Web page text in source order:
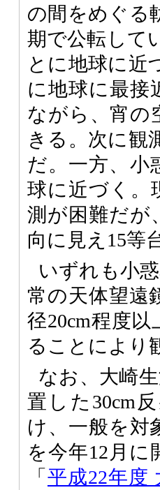
の間をめぐる
期で公転して
とに地球に近
に地球に最接
ながら、宵の
きる。次に観
だ。一方、小
球に近づく。
測が困難だが
向に見え15等
いずれも小
常の天体望遠
径20cm程度
ることにより
なお、大崎
置した30cm
け、一般を対
を今年12月
「 平成22年度